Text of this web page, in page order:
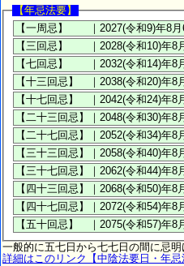
【年忌法要】
一般的に五七日から七七日の間に忌明
詳細はこのリンク【中陰法要日・年